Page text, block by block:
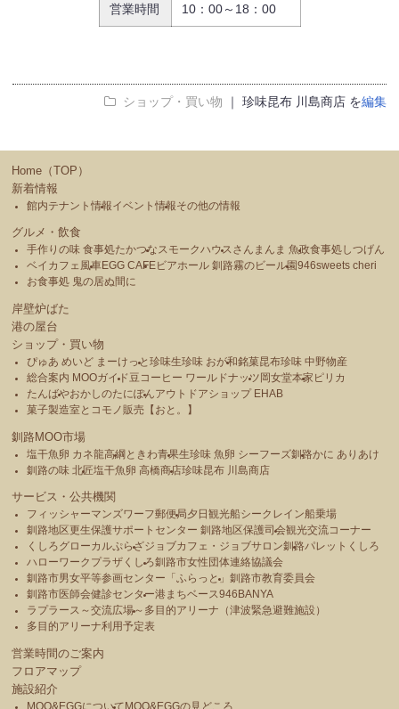
営業時間 10：00～18：00
ショップ・買い物 ｜ 珍味昆布 川島商店 を編集
Home（TOP）
新着情報
館内テナント情報イベント情報その他の情報
グルメ・飲食
手作りの味 食事処たかつなスモークハウスさんまんま 魚政食事処しつげん
ベイカフェ風車EGG CAFE ビアホール 釧路霧のビール園946sweets cheri
お食事処 鬼の居ぬ間に
岸壁炉ばた
港の屋台
ショップ・買い物
ぴゅあ めいど まーけっと珍味生珍味 おが和銘菓昆布珍味 中野物産
総合案内 MOOガイド豆コーヒー ワールドナッツ 岡女堂本家 ピリカ
たんばやおかしのたにぽんアウトドアショップ EHAB
菓子製造室とコモノ販売【おと。】
釧路MOO市場
塩干魚卵 カネ龍高綱 ときわ青果生珍味 魚卵 シーフーズ釧路かに ありあけ
釧路の味 北匠塩干魚卵 高橋商店珍味昆布 川島商店
サービス・公共機関
フィッシャーマンズワーフ郵便局夕日観光船シークレイン船乗場
釧路地区更生保護サポートセンター 釧路地区保護司会観光交流コーナー
くしろグローカルぷらざジョブカフェ・ジョブサロン釧路パレットくしろ
ハローワークプラザくしろ釧路市女性団体連絡協議会
釧路市男女平等参画センター「ふらっと」釧路市教育委員会
釧路市医師会健診センター港まちベース946BANYA
ラプラース～交流広場～ 多目的アリーナ（津波緊急避難施設）
多目的アリーナ利用予定表
営業時間のご案内
フロアマップ
施設紹介
MOO&EGGについて MOO&EGGの見どころ